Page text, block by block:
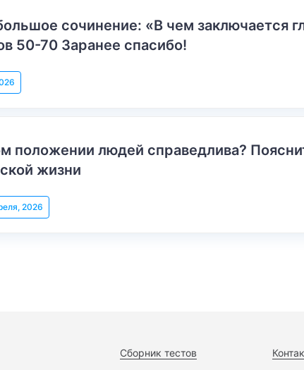
сочинение: «В чем заключается
50-70 Заранее спасибо!
положении людей справедлива?
жизни
2026
Сборник тестов